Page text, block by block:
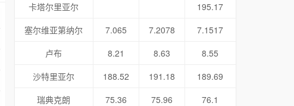
卡塔尔里亚尔
195.17
塞尔维亚第纳尔
7.065 7.2078
7.1517
卢布
8.21 8.63
8.55
沙特里亚尔
188.52 191.18
189.69
瑞典克朗
75.36 75.96
76.1